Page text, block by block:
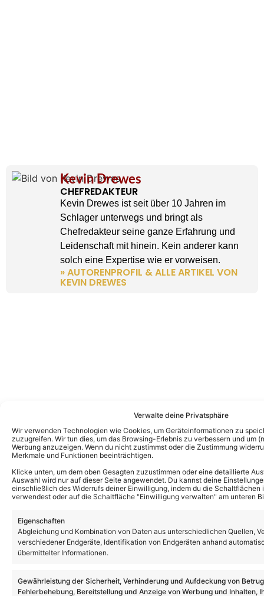
Verwalte deine Privatsphäre
Wir verwenden Technologien wie Cookies, um Geräteinformationen zu
zuzugreifen. Wir tun dies, um das Browsing-Erlebnis zu verbessern und um
Werbung anzuzeigen. Wenn du nicht zustimmst oder die Zustimmung
Merkmale und Funktionen beeinträchtigen.
Klicke unten, um dem oben Gesagten zuzustimmen oder eine detaillierte
Auswahl wird nur auf dieser Seite angewendet. Du kannst deine
einschließlich des Widerrufs deiner Einwilligung, indem du die
verwendest oder auf die Schaltfläche "Einwilligung verwalten" am unteren
Eigenschaften
Abgleichung und Kombination von Daten aus unterschiedlichen Quellen,
verschiedener Endgeräte, Identifikation von Endgeräten anhand
übermittelter Informationen.
Gewährleistung der Sicherheit, Verhinderung und Aufdeckung von
Fehlerbehebung, Bereitstellung und Anzeige von Werbung und Inhalten,
Kevin Drewes
CHEFREDAKTEUR
Kevin Drewes ist seit über 10 Jahren im
Schlager unterwegs und bringt als
Chefredakteur seine ganze Erfahrung und
Leidenschaft mit hinein. Kein anderer kann
solch eine Expertise wie er vorweisen.
» AUTORENPROFIL & ALLE ARTIKEL VON
KEVIN DREWES
Das könnte Euch auch interessieren:
„Die große Maus-Show“: Nächste Ausgabe